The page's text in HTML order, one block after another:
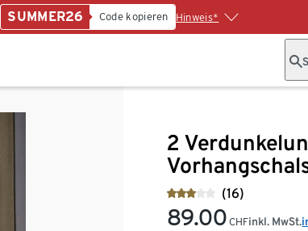
SUMMER26 Code kopieren Hinweis*
2
(16)
89.00 CHFinkl. MwSt.